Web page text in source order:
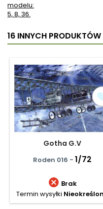
modelu:
5, 8, 36.
16 INNYCH
Gotha G.V
Roden 016 - 1/72
 Brak
Termin wysyłki